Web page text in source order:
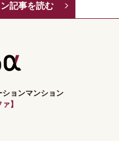
記事を読む
ョンマンション
】